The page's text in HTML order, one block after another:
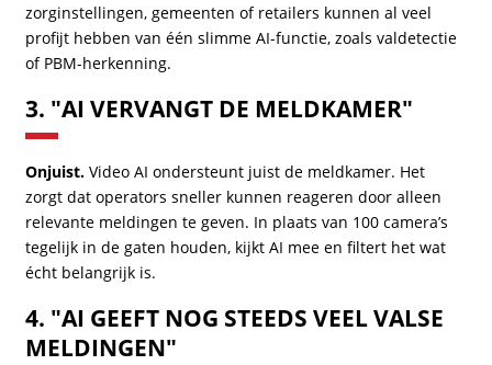
zorginstellingen, gemeenten of retailers kunnen al veel
profijt hebben van één slimme AI-functie, zoals valdetectie
of PBM-herkenning.
3. "AI VERVANGT DE MELDKAMER"
Onjuist. Video AI ondersteunt juist de meldkamer. Het
zorgt dat operators sneller kunnen reageren door alleen
relevante meldingen te geven. In plaats van 100 camera’s
tegelijk in de gaten houden, kijkt AI mee en filtert het wat
écht belangrijk is.
4. "AI GEEFT NOG STEEDS VEEL VALSE
MELDINGEN"